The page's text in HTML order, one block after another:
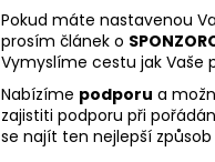
Pokud máte nastavenou
prosím článek o
Vymyslíme cestu jak Vaše
Nabízíme podporu a
zajistiti podporu při
se najít ten nejlepší